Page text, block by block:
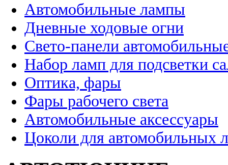
Автомобильные лампы
Дневные ходовые огни
Свето-панели
Набор ламп для подсветки
Оптика, фары
Фары рабочего света
Автомобильные аксессуары
Цоколи для автомобильных